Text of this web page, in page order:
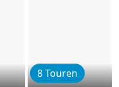
8 Touren